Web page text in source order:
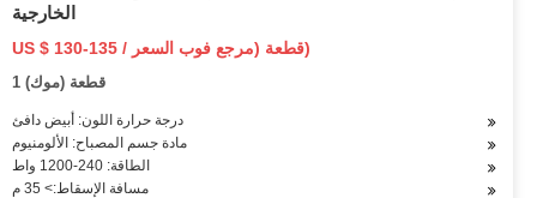
الخارجية
US $ 130-135 / قطعة (مرجع فوب السعر)
1 قطعة (موك)
درجة حرارة اللون: أبيض دافئ
مادة جسم المصباح: الألومنيوم
الطاقة: 240-1200 واط
مسافة الإسقاط:> 35 م